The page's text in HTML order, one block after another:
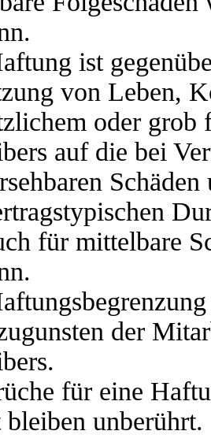
ist
von Leben,
oder grob
auf die bei
für mittelbare
der
für eine
bleiben unberührt.